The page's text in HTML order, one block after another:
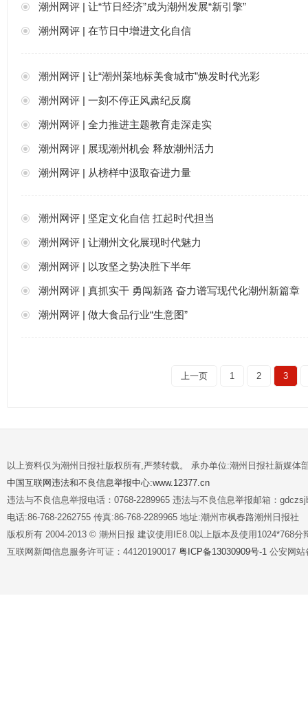
潮州网评 | 让“节日经济”成为潮州发展“新引擎”
潮州网评 | 在节日中增进文化自信
潮州网评 | 让“潮州菜地标美食城市”焕发时代光彩
潮州网评 | 一刻不停正风肃纪反腐
潮州网评 | 全力推进主题教育走深走实
潮州网评 | 展现潮州机会 释放潮州活力
潮州网评 | 从榜样中汲取奋进力量
潮州网评 | 坚定文化自信 扛起时代担当
潮州网评 | 让潮州文化展现时代魅力
潮州网评 | 以攻坚之势决胜下半年
潮州网评 | 真抓实干 勇闯新路 奋力谱写现代化潮州新篇章
潮州网评 | 做大食品行业“生意图”
上一页 1 2 3
以上资料仅为潮州日报社版权所有,严禁转载。 承办单位:潮州日报社新媒体
中国互联网违法和不良信息举报中心:www.12377.cn
违法与不良信息举报电话：0768-2289965 违法与不良信息举报邮箱：
电话:86-768-2262755 传真:86-768-2289965 地址:潮州市枫春路潮州日报社
版权所有 2004-2013 © 潮州日报 建议使用IE8.0以上版本及使用1024*768分
互联网新闻信息服务许可证：44120190017 粤ICP备13030909号-1 公安网站